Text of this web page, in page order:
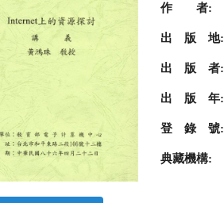
作 者:
出 版 地:
出 版 者:
出 版 年:
登 錄 號:
典藏機構: